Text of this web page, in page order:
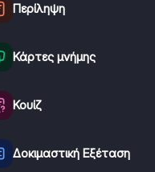
Περίληψη
Κάρτες μνήμης
Κουίζ
Δοκιμαστική Εξέταση